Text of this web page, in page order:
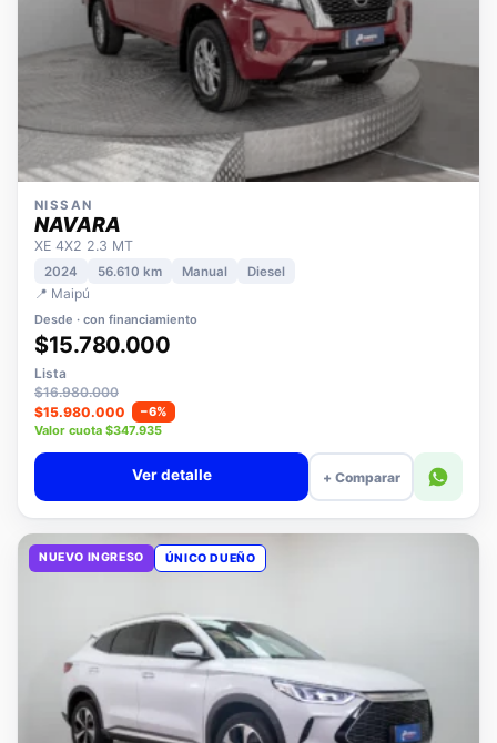
NISSAN
NAVARA
XE 4X2 2.3 MT
2024
📍 Maipú
Desde · con financiamiento
$15.780.000
Lista
$16.980.000
$15.980.000
−6%
Valor cuota $347.935
+ Comparar
NUEVO INGRESO